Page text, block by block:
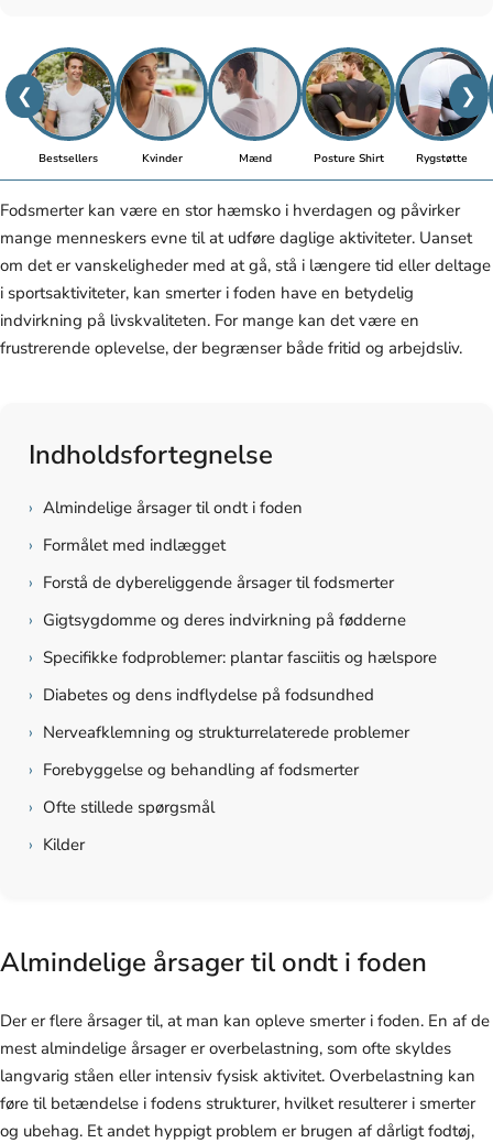
❮ ❯
Bestsellers Kvinder Mænd Posture Shirt Rygstøtte
Fodsmerter kan være en stor hæmsko i hverdagen og påvirker
mange menneskers evne til at udføre daglige aktiviteter. Uanset
om det er vanskeligheder med at gå, stå i længere tid eller deltage
i sportsaktiviteter, kan smerter i foden have en betydelig
indvirkning på livskvaliteten. For mange kan det være en
frustrerende oplevelse, der begrænser både fritid og arbejdsliv.
Indholdsfortegnelse
› Almindelige årsager til ondt i foden
› Formålet med indlægget
› Forstå de dybereliggende årsager til fodsmerter
› Gigtsygdomme og deres indvirkning på fødderne
› Specifikke fodproblemer: plantar fasciitis og hælspore
› Diabetes og dens indflydelse på fodsundhed
› Nerveafklemning og strukturrelaterede problemer
› Forebyggelse og behandling af fodsmerter
› Ofte stillede spørgsmål
› Kilder
Almindelige årsager til ondt i foden
Der er flere årsager til, at man kan opleve smerter i foden. En af de
mest almindelige årsager er overbelastning, som ofte skyldes
langvarig ståen eller intensiv fysisk aktivitet. Overbelastning kan
føre til betændelse i fodens strukturer, hvilket resulterer i smerter
og ubehag. Et andet hyppigt problem er brugen af dårligt fodtøj,